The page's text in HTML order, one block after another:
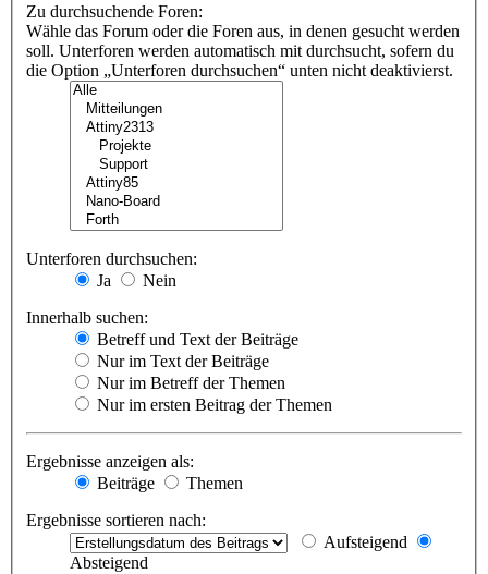
Zu durchsuchende Foren:
Wähle das Forum oder die Foren aus, in denen gesucht werden
soll. Unterforen werden automatisch mit durchsucht, sofern du
die Option „Unterforen durchsuchen“ unten nicht deaktivierst.
Unterforen durchsuchen:
Ja
Nein
Innerhalb suchen:
Betreff und Text der Beiträge
Nur im Text der Beiträge
Nur im Betreff der Themen
Nur im ersten Beitrag der Themen
Ergebnisse anzeigen als:
Beiträge
Themen
Ergebnisse sortieren nach:
Aufsteigend
Absteigend